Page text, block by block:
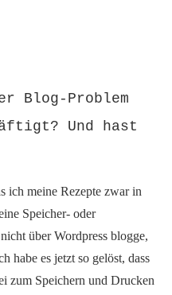
Blog-Problem
Und hast
ich meine Rezepte zwar in
Speicher- oder
über Wordpress blogge,
habe es jetzt so gelöst, dass
zum Speichern und Drucken